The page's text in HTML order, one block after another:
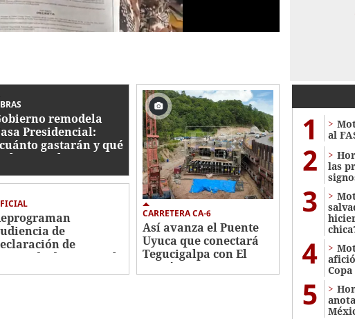
remodela
Presidencial:
gastarán y qué
trabajos se hacen?
de
de
imputado de Roosevelt
CARRETERA CA-6
Así avanza el Puente
Uyuca que conectará
Tegucigalpa con El
Paraíso
1
al
2
las
3
4
5